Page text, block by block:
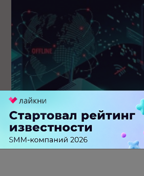
Крупнейший сбой в рунете:
попасть на популярные сайты